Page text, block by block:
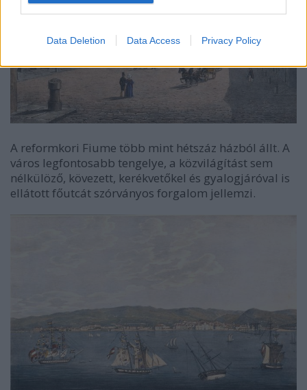
Data Deletion Data Access Privacy Policy
A reformkori Fiume több mint hétszáz házból állt. A
város legfontosabb tengelye, a közvilágítást sem
nélkülöző, kövezett, kerékvetőkel és gyalogjáróval is
ellátott főutcát szórványos forgalom jellemzi.